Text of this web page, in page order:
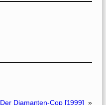
Der Diamanten-Cop [1999] »